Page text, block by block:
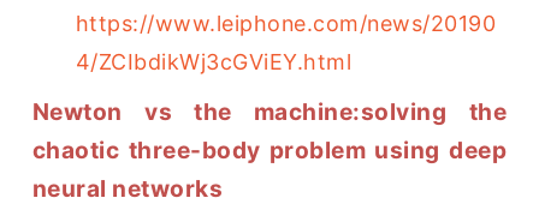
https://www.leiphone.com/news/20190
4/ZCIbdikWj3cGViEY.html
Newton vs the machine:solving the
chaotic three-body problem using deep
neural networks